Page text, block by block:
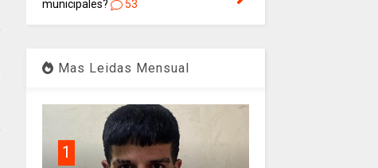
municipales?
53
Mas Leidas Mensual
1